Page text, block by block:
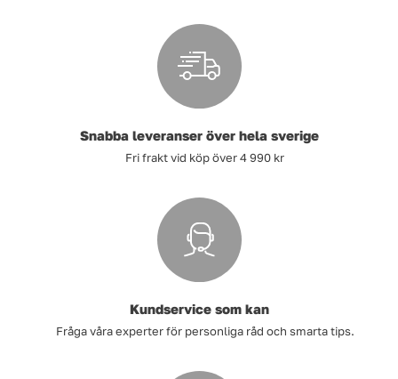
Värme, VVS & inomhusklimat
Snabba leveranser över hela sverige
Fri frakt vid köp över 4 990 kr
Kundservice som kan
Fråga våra experter för personliga råd och smarta tips.